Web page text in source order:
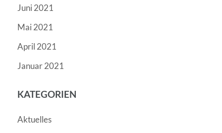
Juni 2021
Mai 2021
April 2021
Januar 2021
KATEGORIEN
Aktuelles